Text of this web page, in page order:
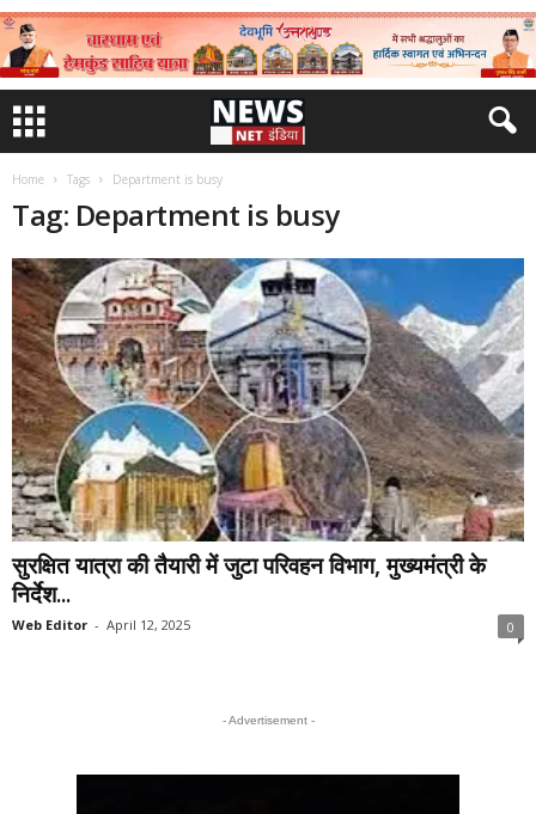
Home Tags Department is busy
Tag: Department is busy
सुरक्षित यात्रा की तैयारी में जुटा परिवहन विभाग, मुख्यमंत्री के
निर्देश...
Web Editor - April 12, 2025 0
- Advertisement -